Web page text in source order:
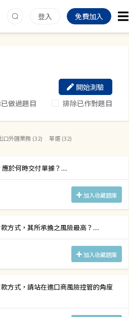
登入 免費加入
做過題目 排除已作對題目
開始測驗
口外匯業務 (32) 單選 (32)
於何時交付單據？....
加入收藏題庫
方式，其所承擔之風險最高？....
加入收藏題庫
方式，請站在進口商風險控管的角度